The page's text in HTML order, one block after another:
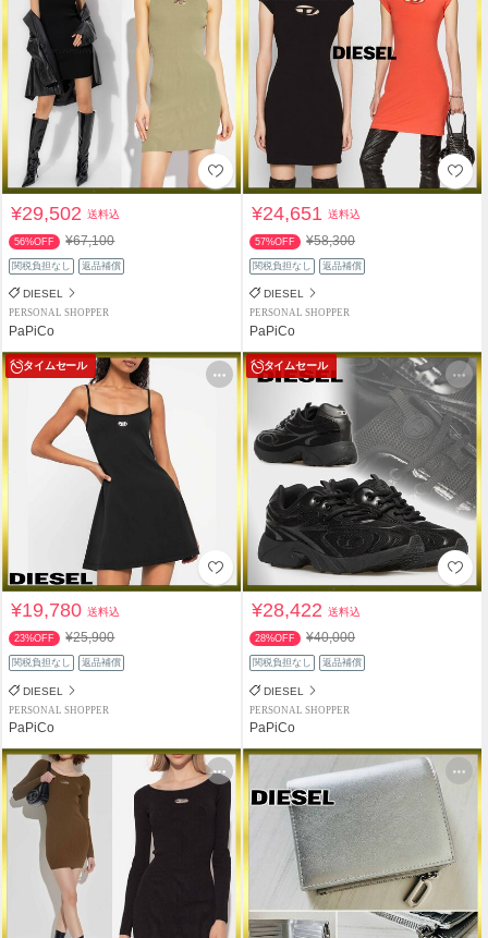
¥29,502送料込
56%OFF ¥67,100
関税負担なし 返品補償
DIESEL
PERSONAL SHOPPER
PaPiCo
¥24,651送料込
57%OFF ¥58,300
関税負担なし 返品補償
DIESEL
PERSONAL SHOPPER
PaPiCo
タイムセール
¥19,780送料込
23%OFF ¥25,900
関税負担なし 返品補償
DIESEL
PERSONAL SHOPPER
PaPiCo
タイムセール
¥28,422送料込
28%OFF ¥40,000
関税負担なし 返品補償
DIESEL
PERSONAL SHOPPER
PaPiCo